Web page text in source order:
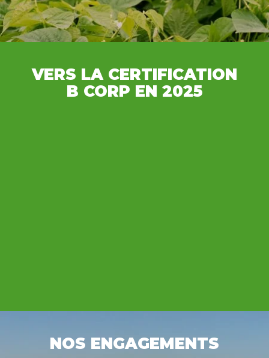
VERS LA CERTIFICATION
B CORP EN 2025
NOS ENGAGEMENTS